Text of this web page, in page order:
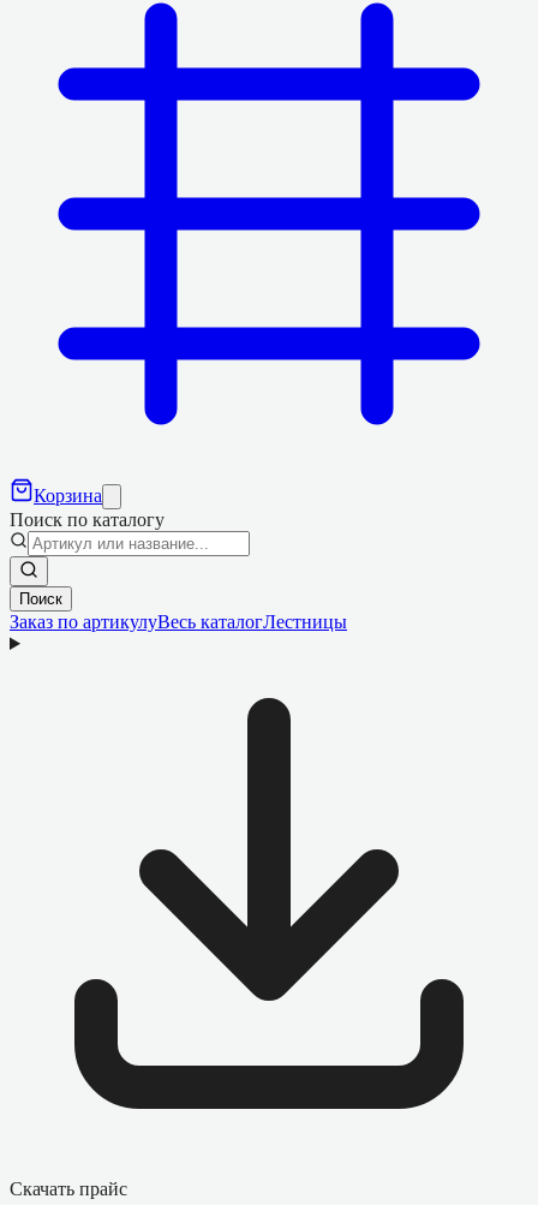
Корзина
Поиск по каталогу
Поиск
Заказ по артикулуВесь каталогЛестницы
Скачать прайс